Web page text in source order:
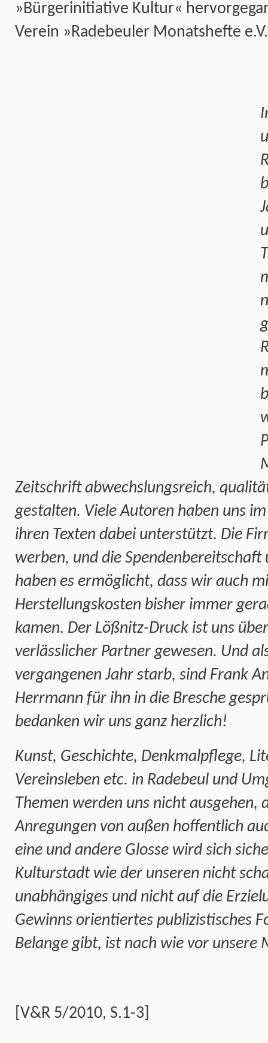
»Bürgerinitiative Kultur«
Verein »Radebeuler Monatshefte
Zeitschrift abwechslungsreich,
gestalten. Viele Autoren haben uns
ihren Texten dabei unterstützt. Die
werben, und die Spendenbereitschaft
haben es ermöglicht, dass wir auch
Herstellungskosten bisher immer
kamen. Der Lößnitz-Druck ist uns
verlässlicher Partner gewesen. Und
vergangenen Jahr starb, sind Frank
Herrmann für ihn in die Bresche
bedanken wir uns ganz herzlich!
Kunst, Geschichte, Denkmalpflege,
Vereinsleben etc. in Radebeul und
Themen werden uns nicht ausgehen,
Anregungen von außen hoffentlich
eine und andere Glosse wird sich
Kulturstadt wie der unseren nicht
unabhängiges und nicht auf die
Gewinns orientiertes publizistisches
Belange gibt, ist nach wie vor unsere
[V&R 5/2010, S.1-3]